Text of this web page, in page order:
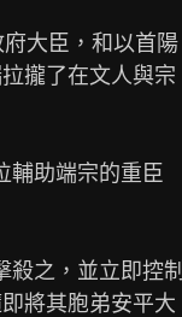
大臣，和以首陽
攏了在文人與宗
輔助端宗的重臣
殺之，並立即控制
將其胞弟安平大